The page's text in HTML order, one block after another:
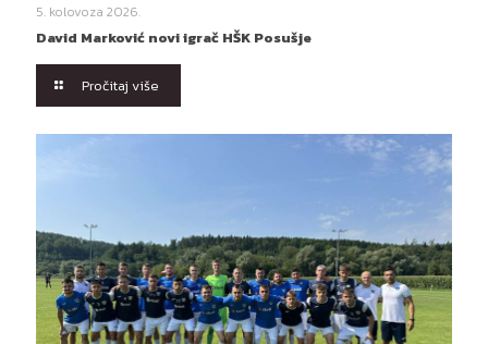
5. kolovoza 2026.
David Marković novi igrač HŠK Posušje
Pročitaj više